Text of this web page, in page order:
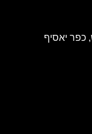
כפר יאסיף